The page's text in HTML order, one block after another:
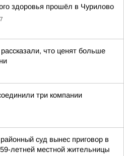
здоровья прошёл в Чурилово
что ценят больше
три компании
суд вынес приговор в
летней местной жительницы